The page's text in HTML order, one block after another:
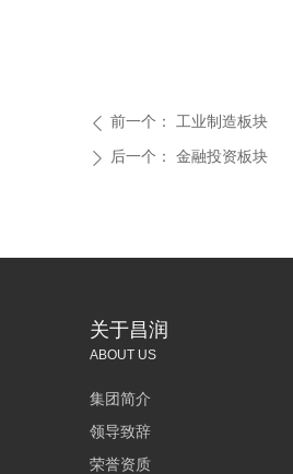
ꄴ 前一个： 工业制造板块
ꄲ 后一个： 金融投资板块
关于昌润
ABOUT US
集团简介
领导致辞
荣誉资质